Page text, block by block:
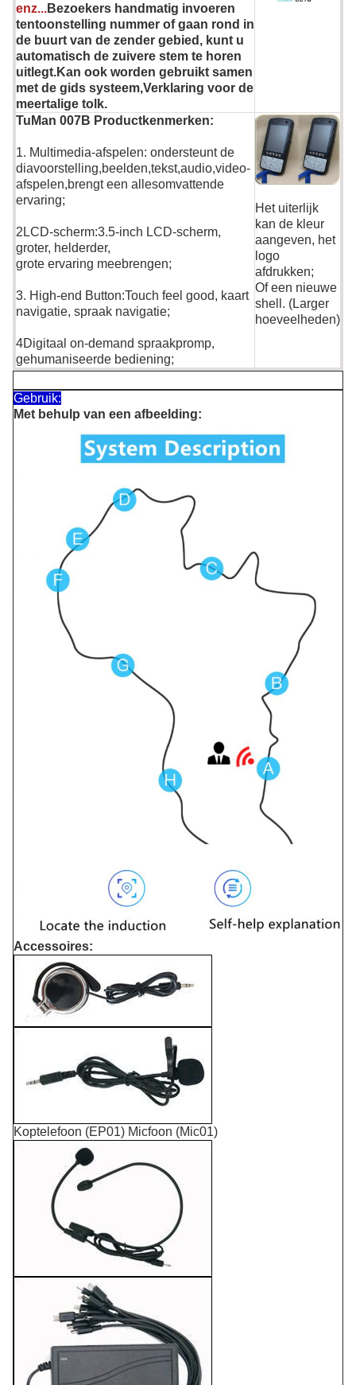
enz...Bezoekers handmatig invoeren
tentoonstelling nummer of gaan rond in
de buurt van de zender gebied, kunt u
automatisch de zuivere stem te horen
uitlegt.Kan ook worden gebruikt samen
met de gids systeem,Verklaring voor de
meertalige tolk.
TuMan 007B Productkenmerken:
1. Multimedia-afspelen: ondersteunt de
diavoorstelling,beelden,tekst,audio,video-
afspelen,brengt een allesomvattende
ervaring;
2LCD-scherm:3.5-inch LCD-scherm,
groter, helderder,
grote ervaring meebrengen;
3. High-end Button:Touch feel good, kaart
navigatie, spraak navigatie;
4Digitaal on-demand spraakpromp,
gehumaniseerde bediening;
Het uiterlijk
kan de kleur
aangeven, het
logo
afdrukken;
Of een nieuwe
shell. (Larger
hoeveelheden)
Gebruik:
Met behulp van een afbeelding:
Accessoires:
Koptelefoon (EP01) Micfoon (Mic01)